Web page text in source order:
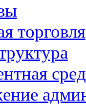
торговля